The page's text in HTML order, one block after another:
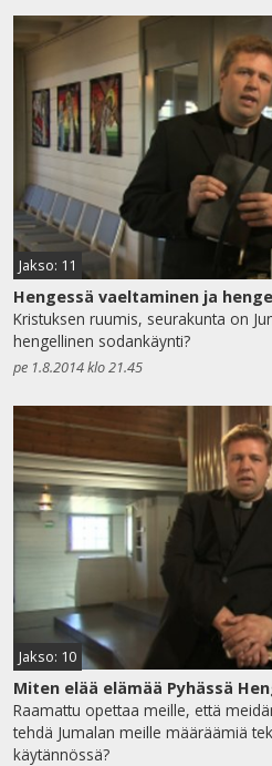
Jakso: 11
Hengessä vaeltaminen ja
Kristuksen ruumis, seurakunta on
hengellinen sodankäynti?
pe 1.8.2014 klo 21.45
Jakso: 10
Miten elää elämää Pyhässä
Raamattu opettaa meille, että
tehdä Jumalan meille määräämiä
käytännössä?